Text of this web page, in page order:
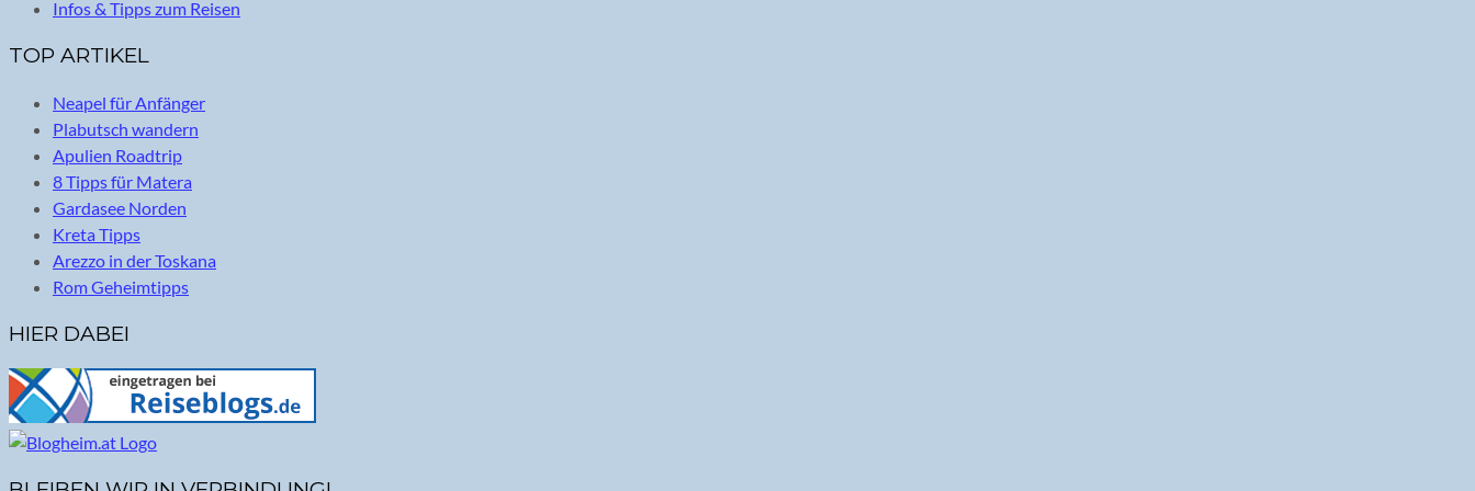
Infos & Tipps zum Reisen
TOP ARTIKEL
Neapel für Anfänger
Plabutsch wandern
Apulien Roadtrip
8 Tipps für Matera
Gardasee Norden
Kreta Tipps
Arezzo in der Toskana
Rom Geheimtipps
HIER DABEI